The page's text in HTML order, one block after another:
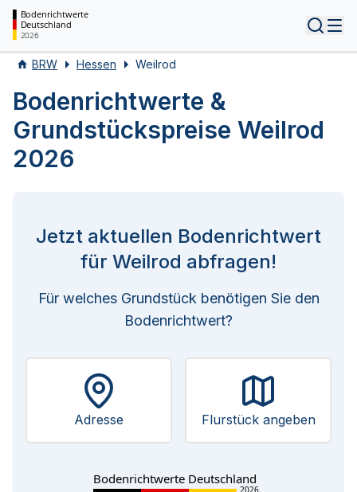
Bodenrichtwerte
Deutschland
2026
BRW Hessen Weilrod
Bodenrichtwerte &
Grundstückspreise Weilrod
2026
Jetzt aktuellen Bodenrichtwert
für Weilrod abfragen!
Für welches Grundstück benötigen Sie den
Bodenrichtwert?
Adresse Flurstück angeben
Bodenrichtwerte Deutschland
2026